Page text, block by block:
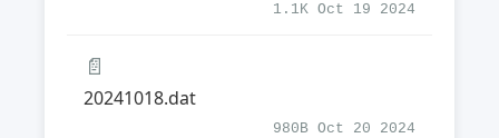
1.1K Oct 19 2024
📄
20241018.dat
980B Oct 20 2024